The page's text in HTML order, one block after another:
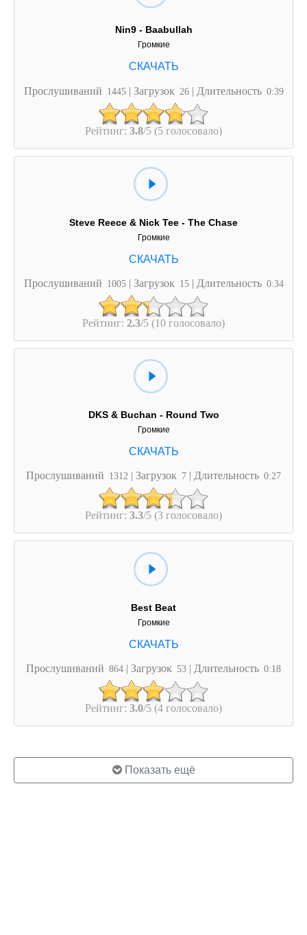
Nin9 - Baabullah
Громкие
Прослушиваний 1445 | Загрузок 26 | Длительность 0:39
Рейтинг: 3.8/5 (5 голосовало)
Steve Reece & Nick Tee - The Chase
Громкие
Прослушиваний 1005 | Загрузок 15 | Длительность 0:34
Рейтинг: 2.3/5 (10 голосовало)
DKS & Buchan - Round Two
Громкие
Прослушиваний 1312 | Загрузок 7 | Длительность 0:27
Рейтинг: 3.3/5 (3 голосовало)
Best Beat
Громкие
Прослушиваний 864 | Загрузок 53 | Длительность 0:18
Рейтинг: 3.0/5 (4 голосовало)
Показать ещё